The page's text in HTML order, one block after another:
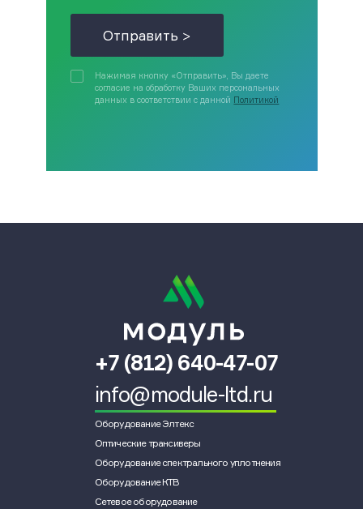
Отправить >
Нажимая кнопку «Отправить», Вы даете
согласие на обработку Ваших персональных
данных в соответствии с данной Политикой
+7 (812) 640-47-07
info@module-ltd.ru
Оборудование Элтекс
Оптические трансиверы
Оборудование спектрального уплотнения
Оборудование КТВ
Сетевое оборудование